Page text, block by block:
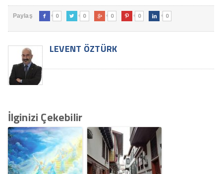
Paylaş  0  0  0  0  0
LEVENT ÖZTÜRK
İlginizi Çekebilir